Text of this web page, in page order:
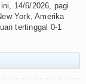
14/6/2026, pagi
York, Amerika
tertinggal 0-1